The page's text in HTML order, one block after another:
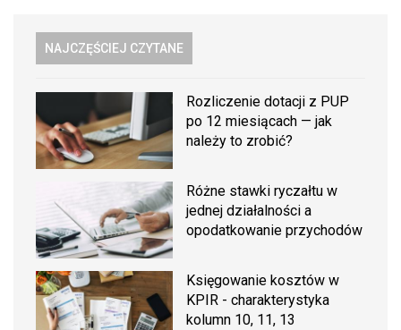
NAJCZĘŚCIEJ CZYTANE
Rozliczenie dotacji z PUP
po 12 miesiącach — jak
należy to zrobić?
Różne stawki ryczałtu w
jednej działalności a
opodatkowanie przychodów
Księgowanie kosztów w
KPIR - charakterystyka
kolumn 10, 11, 13